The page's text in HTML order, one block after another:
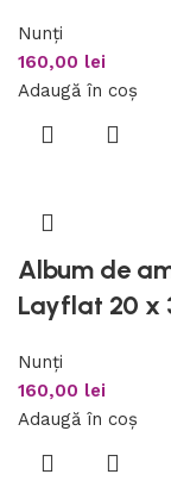
Nunți
160,00 lei
Adaugă în coș
Album de
Layflat 20 x
Nunți
160,00 lei
Adaugă în coș